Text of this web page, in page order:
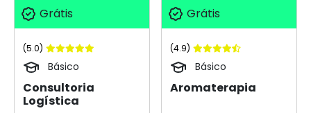
Grátis
(5.0)
Básico
Consultoria
Logística
Grátis
(4.9)
Básico
Aromaterapia